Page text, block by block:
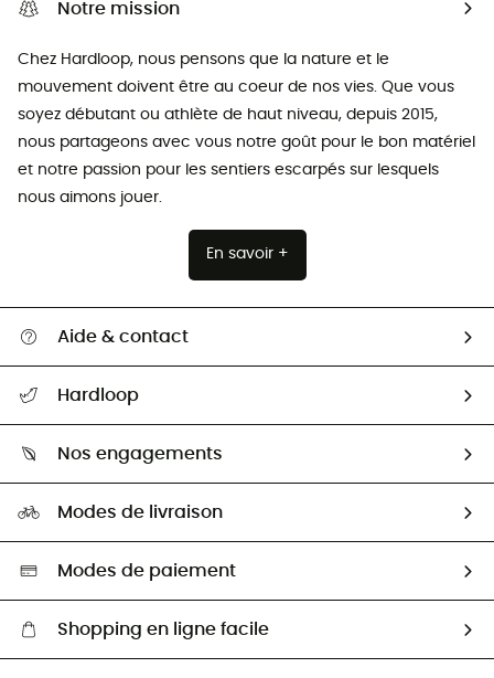
Notre mission
Chez Hardloop, nous pensons que la nature et le
mouvement doivent être au coeur de nos vies. Que vous
soyez débutant ou athlète de haut niveau, depuis 2015,
nous partageons avec vous notre goût pour le bon matériel
et notre passion pour les sentiers escarpés sur lesquels
nous aimons jouer.
En savoir +
Aide & contact
Retour & remboursement
Guide des tailles
Seconde Main
Aide & Contact
Hardloop
HardGuides
Nos engagements
Sélection éco-responsable
Modes de livraison
Modes de paiement
Shopping en ligne facile